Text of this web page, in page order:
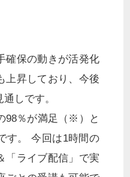
確保の動きが活発化
上昇しており、今後
しです。
98％が満足（※）と
す。 今回は1時間の
「ライブ配信」で実